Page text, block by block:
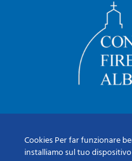
Cookies Per far funzionare
installiamo sul tuo